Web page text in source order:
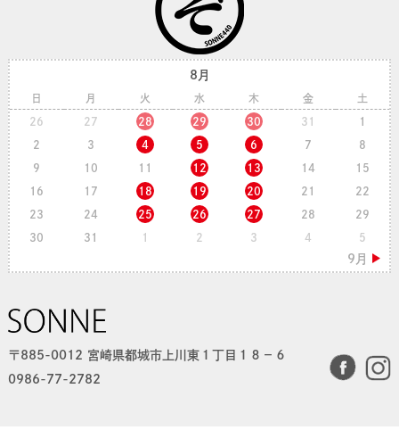
8月
日 月 火 水 木 金 土
26 27 28 29 30 31 1
2 3 4 5 6 7 8
9 10 11 12 13 14 15
16 17 18 19 20 21 22
23 24 25 26 27 28 29
30 31 1 2 3 4 5
〒885-0012 宮崎県都城市上川東１丁目１８−６
0986-77-2782